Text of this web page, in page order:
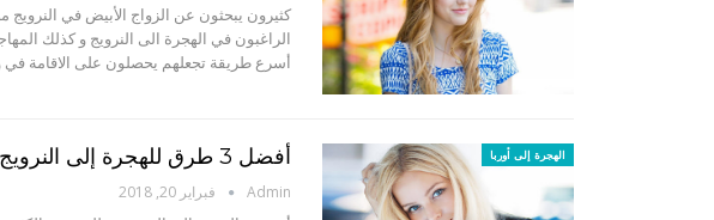
الراغبون في الهجرة الى النرويج و كذلك
أسرع طريقة تجعلهم يحصلون على الاقامة
الهجرة إلى أوربا أفضل 3 طرق للهجرة إلى النرويج بشكل قانوني – التأشيرة النرويجية
Admin فبراير 20, 2018